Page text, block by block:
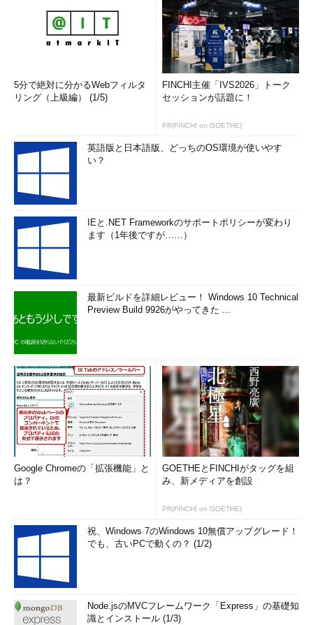
5分で絶対に分かるWebフィルタ
リング（上級編） (1/5)
FINCHI主催「IVS2026」トーク
セッションが話題に！
PR(FINCHI on GOETHE)
英語版と日本語版、どっちのOS環境が使いやす
い？
IEと.NET Frameworkのサポートポリシーが変わり
ます（1年後ですが……）
最新ビルドを詳細レビュー！ Windows 10 Technical
Preview Build 9926がやってきた ...
Google Chromeの「拡張機能」と
は？
GOETHEとFINCHIがタッグを組
み、新メディアを創設
PR(FINCHI on GOETHE)
祝、Windows 7のWindows 10無償アップグレード！
でも、古いPCで動くの？ (1/2)
Node.jsのMVCフレームワーク「Express」の基礎知
識とインストール (1/3)